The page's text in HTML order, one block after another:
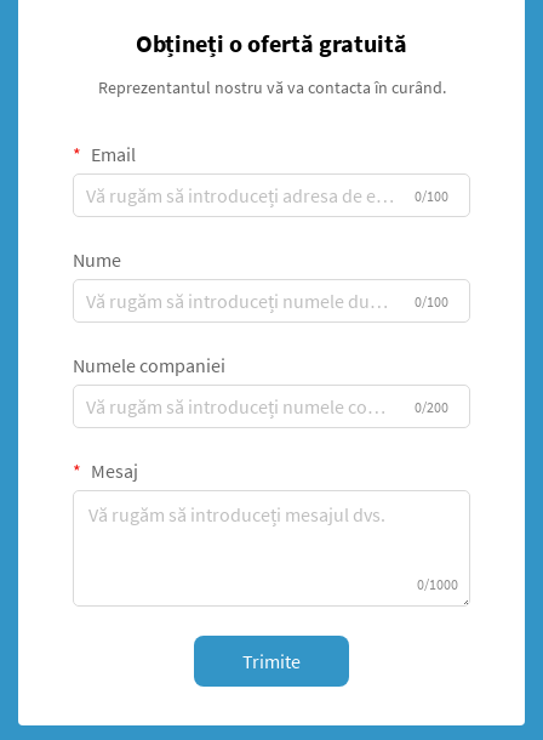
Obțineți o ofertă gratuită
Reprezentantul nostru vă va contacta în curând.
Email
0/100
Nume
0/100
Numele companiei
0/200
Mesaj
0/1000
Trimite